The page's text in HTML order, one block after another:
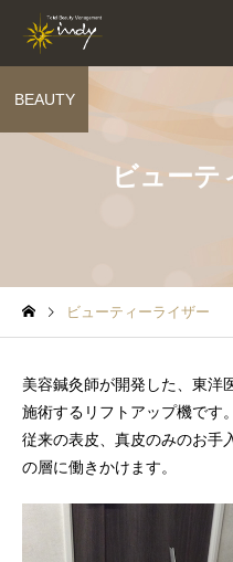
ビューテ
BEAUTY
ビューティーライザー
美容鍼灸師が開発した、東洋
施術するリフトアップ機です。
従来の表皮、真皮のみのお手
の層に働きかけます。